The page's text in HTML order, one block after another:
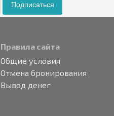
Подписаться
Правила сайта
Общие условия
Отмена бронирования
Вывод денег